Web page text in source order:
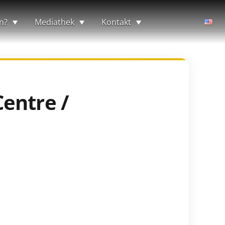
Mediathek Kontakt
/